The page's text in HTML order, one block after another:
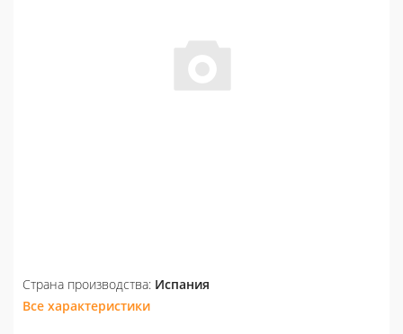
Страна производства: Испания
Все характеристики